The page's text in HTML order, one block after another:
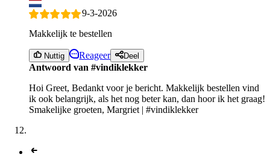
9-3-2026
Makkelijk te bestellen
Nuttig Reageer Deel
Antwoord van #vindiklekker
Hoi Greet, Bedankt voor je bericht. Makkelijk bestellen vind
ik ook belangrijk, als het nog beter kan, dan hoor ik het graag!
Smakelijke groeten, Margriet | #vindiklekker